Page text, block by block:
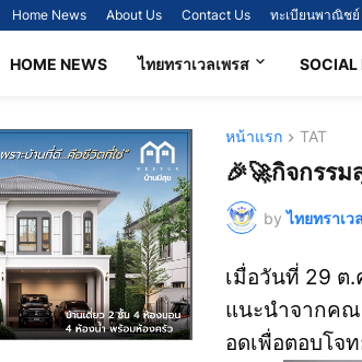
Home News About Us Contact Us ทะเบียนพาณิชย์
HOME NEWS ไทยทราเวลเพรส SOCIAL
หน้าแรก TAT
🎉🚀กิจกรร
by ไทยทราเว
เมื่อวันที่ 29 ต
แนะนำจากคณ
อดเพื่อตอบโจ